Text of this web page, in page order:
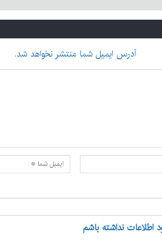
آدرس ایمیل شما منتشر نخواهد شد.
اطلاعات نداشته باشم